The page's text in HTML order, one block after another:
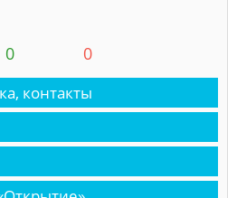
0 0
контакты